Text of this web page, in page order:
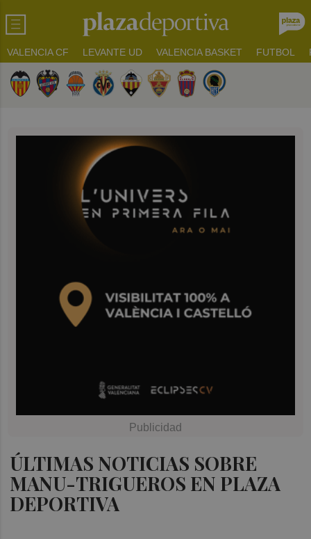
VALENCIA CF LEVANTE UD VALENCIA BASKET FUTBOL
ÚLTIMAS NOTICIAS SOBRE
MANU-TRIGUEROS EN PLAZA
DEPORTIVA